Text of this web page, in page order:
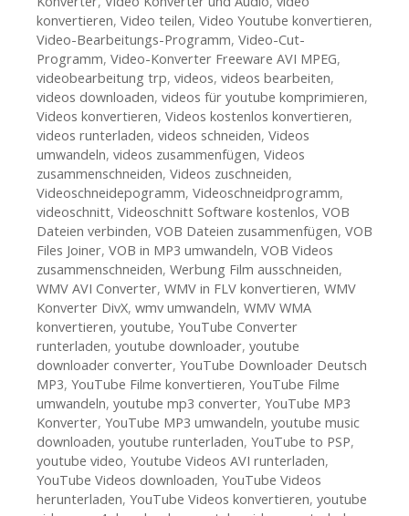
konvertieren, Video teilen, Video Youtube konvertieren,
Video-Bearbeitungs-Programm, Video-Cut-
Programm, Video-Konverter Freeware AVI MPEG,
videobearbeitung trp, videos, videos bearbeiten,
videos downloaden, videos für youtube komprimieren,
Videos konvertieren, Videos kostenlos konvertieren,
videos runterladen, videos schneiden, Videos
umwandeln, videos zusammenfügen, Videos
zusammenschneiden, Videos zuschneiden,
Videoschneidepogramm, Videoschneidprogramm,
videoschnitt, Videoschnitt Software kostenlos, VOB
Dateien verbinden, VOB Dateien zusammenfügen, VOB
Files Joiner, VOB in MP3 umwandeln, VOB Videos
zusammenschneiden, Werbung Film ausschneiden,
WMV AVI Converter, WMV in FLV konvertieren, WMV
Konverter DivX, wmv umwandeln, WMV WMA
konvertieren, youtube, YouTube Converter
runterladen, youtube downloader, youtube
downloader converter, YouTube Downloader Deutsch
MP3, YouTube Filme konvertieren, YouTube Filme
umwandeln, youtube mp3 converter, YouTube MP3
Konverter, YouTube MP3 umwandeln, youtube music
downloaden, youtube runterladen, YouTube to PSP,
youtube video, Youtube Videos AVI runterladen,
YouTube Videos downloaden, YouTube Videos
herunterladen, YouTube Videos konvertieren, youtube